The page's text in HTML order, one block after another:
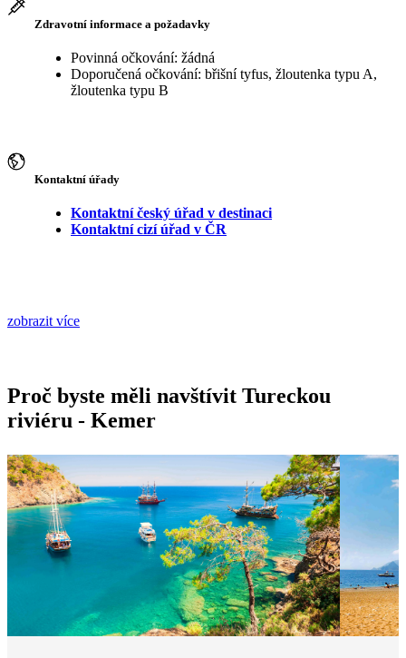
Zdravotní informace a požadavky
Povinná očkování: žádná
Doporučená očkování: břišní tyfus, žloutenka typu A,
žloutenka typu B
Kontaktní úřady
Kontaktní český úřad v destinaci
Kontaktní cizí úřad v ČR
zobrazit více
Proč byste měli navštívit Tureckou
riviéru - Kemer